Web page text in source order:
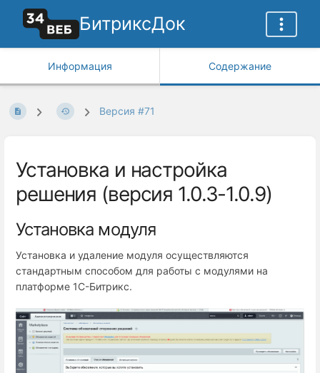
БитриксДок
Информация Содержание
Версия #71
Установка и настройка
решения (версия 1.0.3-1.0.9)
Установка модуля
Установка и удаление модуля осуществляются
стандартным способом для работы с модулями на
платформе 1С-Битрикс.